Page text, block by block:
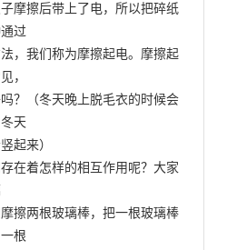
摩擦后带上了电，所以把碎纸
过
，我们称为摩擦起电。摩擦起
，
？（冬天晚上脱毛衣的时候会
天
起来）
在着怎样的相互作用呢？大家
擦两根玻璃棒，把一根玻璃棒
根